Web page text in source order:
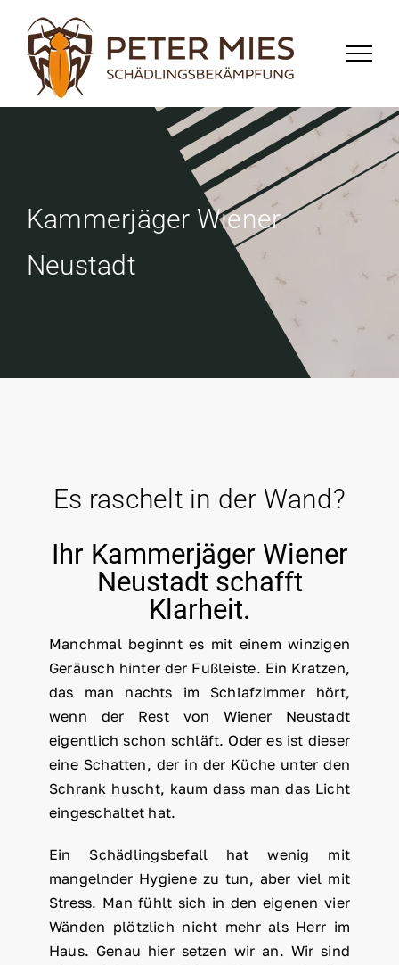
Inhalt
springen
Kammerjäger Wiener
Neustadt
Es raschelt in der Wand?
Ihr Kammerjäger Wiener
Neustadt schafft
Klarheit.
Manchmal beginnt es mit einem winzigen
Geräusch hinter der Fußleiste. Ein Kratzen,
das man nachts im Schlafzimmer hört,
wenn der Rest von Wiener Neustadt
eigentlich schon schläft. Oder es ist dieser
eine Schatten, der in der Küche unter den
Schrank huscht, kaum dass man das Licht
eingeschaltet hat.
Ein Schädlingsbefall hat wenig mit
mangelnder Hygiene zu tun, aber viel mit
Stress. Man fühlt sich in den eigenen vier
Wänden plötzlich nicht mehr als Herr im
Haus. Genau hier setzen wir an. Wir sind